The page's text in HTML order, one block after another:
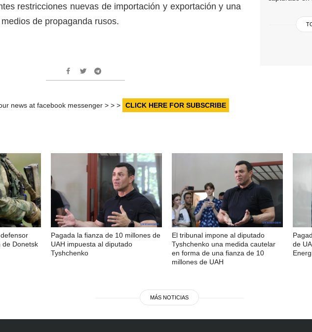
restricciones nuevas de importación y exportación y una
de propaganda rusos.
news at facebook messenger > > > CLICK HERE FOR SUBSCRIBE
de Donetsk
Pagada la fianza de 10 millones de
UAH impuesta al diputado
Tyshchenko
El tribunal impone al diputado
Tyshchenko una medida cautelar
en forma de una fianza de 10
millones de UAH
de
MÁS NOTICIAS